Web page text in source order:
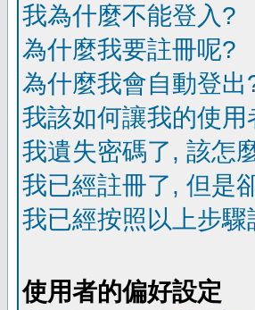
我為什麼不能登入?
為什麼我要註冊呢?
為什麼我會自動登出
我該如何讓我的使
我遺失密碼了, 該怎
我已經註冊了, 但是
我已經按照以上步
使用者的偏好設定